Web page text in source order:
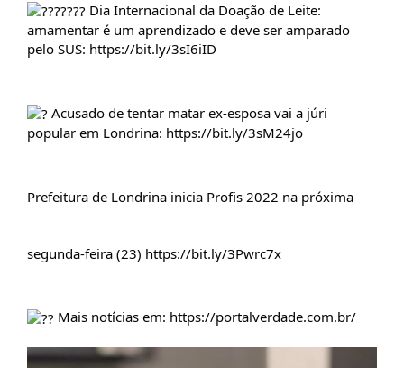
Dia Internacional da Doação de Leite:
amamentar é um aprendizado e deve ser amparado
pelo SUS: https://bit.ly/3sI6iID
Acusado de tentar matar ex-esposa vai a júri
popular em Londrina: https://bit.ly/3sM24jo
Prefeitura de Londrina inicia Profis 2022 na próxima
segunda-feira (23) https://bit.ly/3Pwrc7x
Mais notícias em: https://portalverdade.com.br/